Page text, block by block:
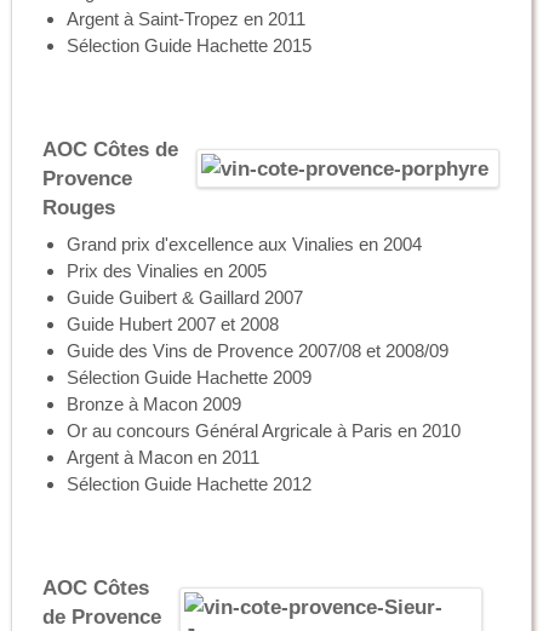
Argent à Saint-Tropez en 2011
Sélection Guide Hachette 2015
AOC Côtes de
Provence
Rouges
Grand prix d'excellence aux Vinalies en 2004
Prix des Vinalies en 2005
Guide Guibert & Gaillard 2007
Guide Hubert 2007 et 2008
Guide des Vins de Provence 2007/08 et 2008/09
Sélection Guide Hachette 2009
Bronze à Macon 2009
Or au concours Général Argricale à Paris en 2010
Argent à Macon en 2011
Sélection Guide Hachette 2012
AOC Côtes
de Provence